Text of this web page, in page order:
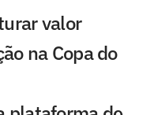
valor
na Copa do